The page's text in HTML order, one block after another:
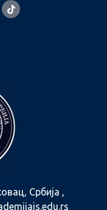
Србија ,